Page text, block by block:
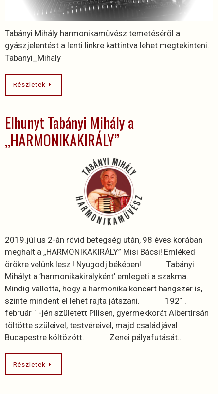
Tabányi Mihály harmonikaművész temetéséről a
gyászjelentést a lenti linkre kattintva lehet megtekinteni.
Tabanyi_Mihaly
Részletek
Elhunyt Tabányi Mihály a
„HARMONIKAKIRÁLY”
2019.július 2-án rövid betegség után, 98 éves korában
meghalt a „HARMONIKAKIRÁLY” Misi Bácsi! Emléked
örökre velünk lesz ! Nyugodj békében! Tabányi
Mihályt a ’harmonikakirályként’ emlegeti a szakma.
Mindig vallotta, hogy a harmonika koncert hangszer is,
szinte mindent el lehet rajta játszani. 1921.
február 1-jén született Pilisen, gyermekkorát Albertirsán
töltötte szüleivel, testvéreivel, majd családjával
Budapestre költözött. Zenei pályafutását…
Részletek